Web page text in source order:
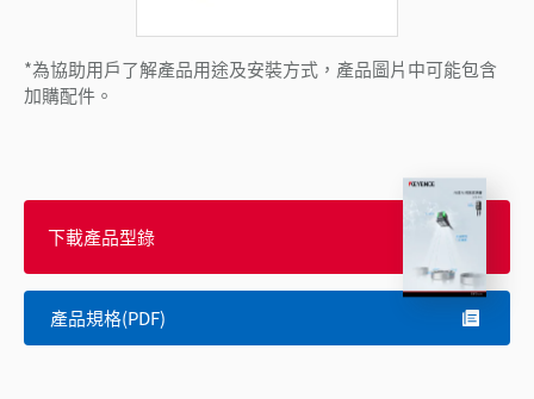
*為協助用戶了解產品用途及安裝方式，產品圖片中可能包含
加購配件。
下載產品型錄
產品規格(PDF)